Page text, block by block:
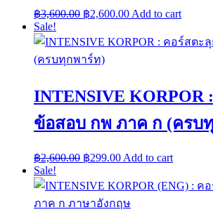
฿3,600.00 Original
was:
฿3,600.00.
฿2,600.00Current
is:
฿2,600.00.
Add to cart
Sale!
INTENSIVE KORPOR
ข้อสอบ กพ ภาค ก (ครบ
฿2,600.00 Original
was:
฿2,600.00.
฿299.00Current
is:
฿299.00.
Add to cart
Sale!